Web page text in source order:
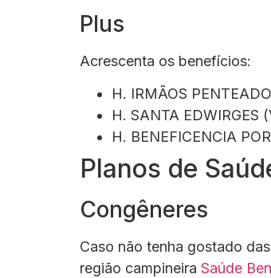
Plus
Acrescenta os benefícios:
H. IRMÃOS
H. SANTA EDWIRGES
H. BENEFICENCIA
Planos de
Congêneres
Caso não tenha gostado
região campineira Saúde